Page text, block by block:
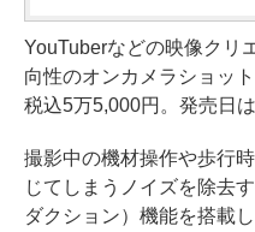
YouTuberなどの映像クリ
向性のオンカメラショッ
税込5万5,000円。発売日は
撮影中の機材操作や歩行
じてしまうノイズを除去
ダクション）機能を搭載